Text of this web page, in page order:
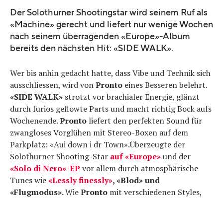
Der Solothurner Shootingstar wird seinem Ruf als
«Machine» gerecht und liefert nur wenige Wochen
nach seinem überragenden «Europe»-Album
bereits den nächsten Hit: «SIDE WALK».
Wer bis anhin gedacht hatte, dass Vibe und Technik sich
ausschliessen, wird vonPronto eines Besseren belehrt.
«SIDE WALK» strotzt vor brachialer Energie, glänzt
durch furios geflowte Parts und macht richtig Bock aufs
Wochenende.Pronto liefert den perfekten Sound für
zwangloses Vorglühen mit Stereo-Boxen auf dem
Parkplatz: «Aui down i dr Town».Überzeugte der
Solothurner Shooting-Star auf«Europe»und der
«Solo di Nero»-EP vor allem durch atmosphärische
Tunes wie«Lessly finessly», «Blod» und
«Flugmodus».WiePronto mit verschiedenen Styles,